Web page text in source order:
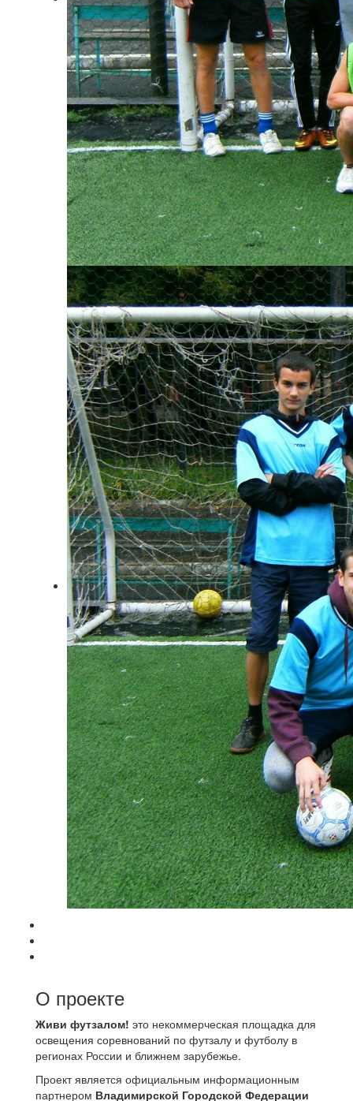
О проекте
Живи футзалом! это некоммерческая площадка для
освещения соревнований по футзалу и футболу в
регионах России и ближнем зарубежье.
Проект является официальным информационным
партнером Владимирской Городской Федерации